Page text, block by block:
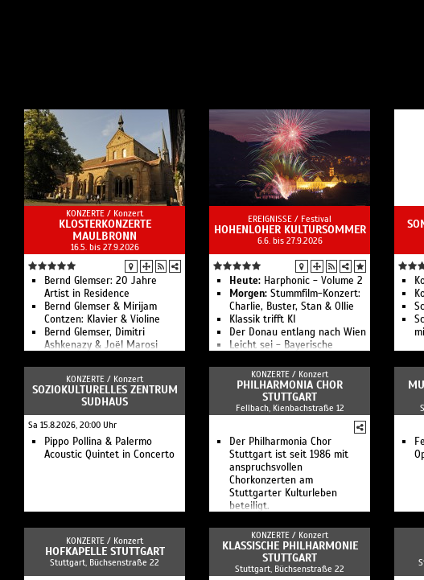
KONZERTE / Konzert
KLOSTERKONZERTE
MAULBRONN
16.5. bis 27.9.2026
Bernd Glemser: 20 Jahre
Artist in Residence
Bernd Glemser & Mirijam
Contzen: Klavier & Violine
Bernd Glemser, Dimitri
Ashkenazy & Joël Marosi
Violoncello
Bernd Glemser &
Gewandhaus-Quartett:
Klavierquintett
Poiesis Quartet:
Preisträgerkonzert
Maulbronner Kammerchor &
Hannoversche Hofkapelle u.a.:
über 50 Jahren und gehören
zu den bedeutenden
Musikfestivals in Baden-
Württemberg.
EREIGNISSE / Festival
HOHENLOHER KULTURSOMMER
6.6. bis 27.9.2026
Heute: Harphonic - Volume 2
Morgen: Stummfilm-Konzert:
Charlie, Buster, Stan & Ollie
Klassik trifft KI
Der Donau entlang nach Wien
Leicht sei - Bayerische
Csárdás, Charme und feurige
Klänge
Konzerttag auf Schloss
Schillingsfürst
Wir & Jetzt
Farbwechsel - Bach und
Enescu
Der Atem des Raga - Musik &
Kulinarik aus Indien
Meisterliches Finale
Vitamin Pe - Das
Plauschkonzert
Licht und Finsternis
Unavantaluna - Musik aus
Sizilien
3 On The Bund - Hausnummer
KONZERTE / Konzert
SOZIOKULTURELLES ZENTRUM
SUDHAUS
Sa 15.8.2026, 20:00 Uhr
Pippo Pollina & Palermo
Acoustic Quintet in Concerto
KONZERTE / Konzert
PHILHARMONIA CHOR
STUTTGART
Fellbach, Kienbachstraße 12
Der Philharmonia Chor
Stuttgart ist seit 1986 mit
anspruchsvollen
Chorkonzerten am
Stuttgarter Kulturleben
beteiligt.
KONZERTE / Konzert
HOFKAPELLE STUTTGART
Stuttgart, Büchsenstraße 22
KONZERTE / Konzert
KLASSISCHE PHILHARMONIE
STUTTGART
Stuttgart, Büchsenstraße 22